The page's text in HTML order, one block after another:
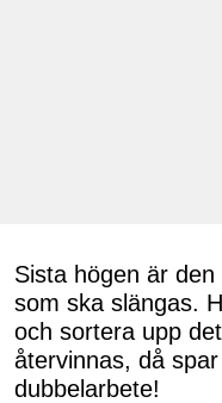
Sista högen är
som ska slängas.
och sortera upp
återvinnas, då
dubbelarbete!